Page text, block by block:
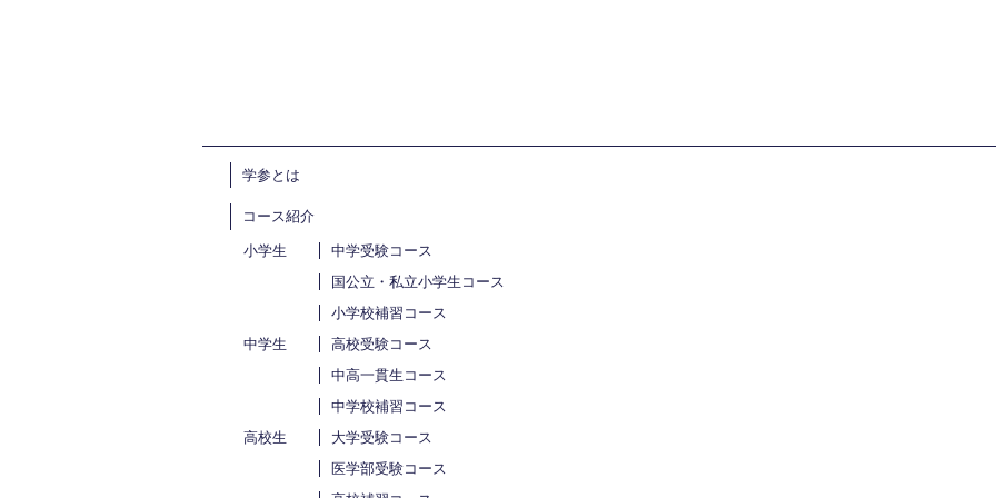
学参とは
コース紹介
小学生
中学受験コース
国公立・私立小学生コース
小学校補習コース
中学生
高校受験コース
中高一貫生コース
中学校補習コース
高校生
大学受験コース
医学部受験コース